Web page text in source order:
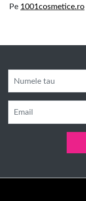
Pe 1001cosmetice.ro
Numele tau
Email